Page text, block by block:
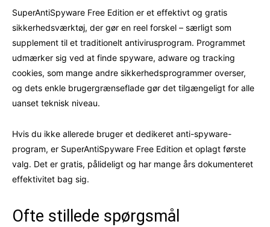
SuperAntiSpyware Free Edition er et effektivt og gratis
sikkerhedsværktøj, der gør en reel forskel – særligt som
supplement til et traditionelt antivirusprogram. Programmet
udmærker sig ved at finde spyware, adware og tracking
cookies, som mange andre sikkerhedsprogrammer overser,
og dets enkle brugergrænseflade gør det tilgængeligt for alle
uanset teknisk niveau.
Hvis du ikke allerede bruger et dedikeret anti-spyware-
program, er SuperAntiSpyware Free Edition et oplagt første
valg. Det er gratis, pålideligt og har mange års dokumenteret
effektivitet bag sig.
Ofte stillede spørgsmål